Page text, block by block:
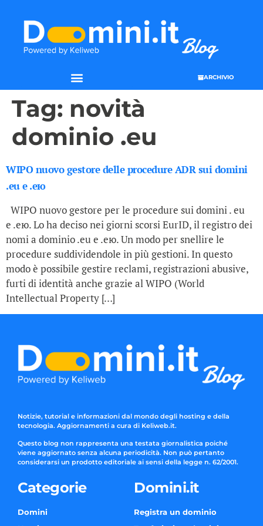
ARCHIVIO
Tag: novità
dominio .eu
WIPO nuovo gestore delle procedure ADR sui domini
.eu e .ею
WIPO nuovo gestore per le procedure sui domini . eu
e .ею. Lo ha deciso nei giorni scorsi EurID, il registro dei
nomi a dominio .eu e .ею. Un modo per snellire le
procedure suddividendole in più gestioni. In questo
modo è possibile gestire reclami, registrazioni abusive,
furti di identità anche grazie al WIPO (World
Intellectual Property […]
Notizie, tutorial e informazioni dal mondo degli hosting e della
tecnologia. Aggiornamenti a cura di Keliweb.it.
Questo blog non rappresenta una testata giornalistica poiché
viene aggiornato senza alcuna periodicità. Non può pertanto
considerarsi un prodotto editoriale ai sensi della legge n. 62/2001.
Categorie
Domini
Domini.it
Registra un dominio